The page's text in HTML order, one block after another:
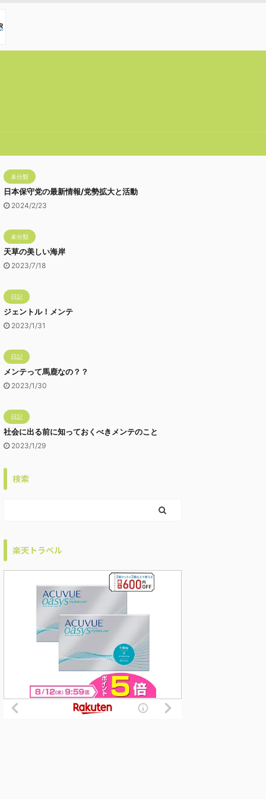
未分類
日本保守党の最新情報/党勢拡大と活動
2024/2/23
未分類
天草の美しい海岸
2023/7/18
日記
ジェントル！メンテ
2023/1/31
日記
メンテって馬鹿なの？？
2023/1/30
日記
社会に出る前に知っておくべきメンテのこと
2023/1/29
検索
楽天トラベル